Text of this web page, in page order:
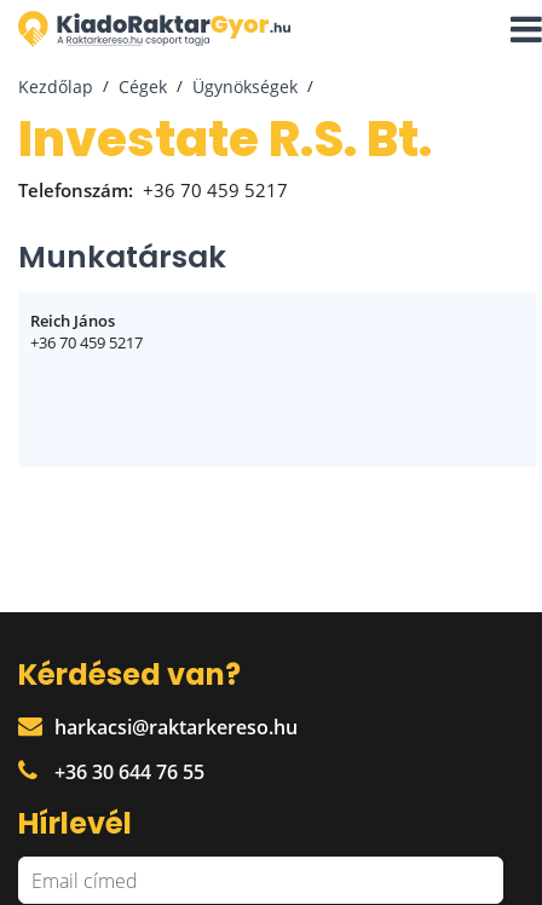
Kezdőlap Cégek Ügynökségek
Investate R.S. Bt.
Telefonszám: +36 70 459 5217
Munkatársak
Reich János
+36 70 459 5217
Kérdésed van?
harkacsi@raktarkereso.hu
+36 30 644 76 55
Hírlevél